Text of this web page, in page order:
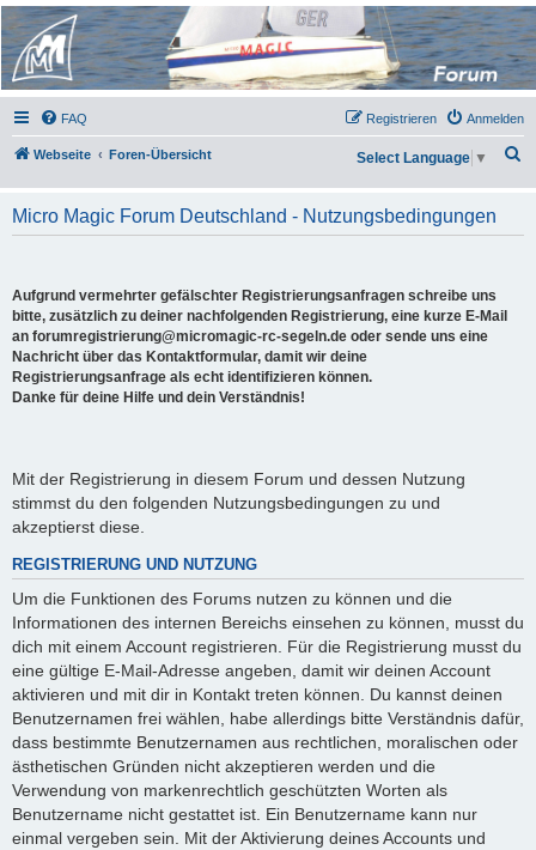
Micro Magic Forum
Deutschland
FAQ Anmelden
Registrieren
Webseite Foren-Übersicht
h
Select Language ▼
Micro Magic Forum Deutschland - Nutzungsbedingungen
Aufgrund vermehrter gefälschter Registrierungsanfragen schreibe uns
bitte, zusätzlich zu deiner nachfolgenden Registrierung, eine kurze E-Mail
an forumregistrierung@micromagic-rc-segeln.de oder sende uns eine
Nachricht über das Kontaktformular, damit wir deine
Registrierungsanfrage als echt identifizieren können.
Danke für deine Hilfe und dein Verständnis!
Mit der Registrierung in diesem Forum und dessen Nutzung
stimmst du den folgenden Nutzungsbedingungen zu und
akzeptierst diese.
REGISTRIERUNG UND NUTZUNG
Um die Funktionen des Forums nutzen zu können und die
Informationen des internen Bereichs einsehen zu können, musst du
dich mit einem Account registrieren. Für die Registrierung musst du
eine gültige E-Mail-Adresse angeben, damit wir deinen Account
aktivieren und mit dir in Kontakt treten können. Du kannst deinen
Benutzernamen frei wählen, habe allerdings bitte Verständnis dafür,
dass bestimmte Benutzernamen aus rechtlichen, moralischen oder
ästhetischen Gründen nicht akzeptieren werden und die
Verwendung von markenrechtlich geschützten Worten als
Benutzername nicht gestattet ist. Ein Benutzername kann nur
einmal vergeben sein. Mit der Aktivierung deines Accounts und